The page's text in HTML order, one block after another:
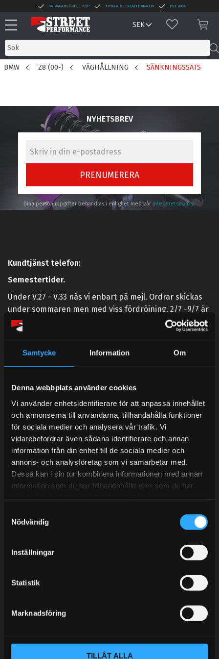
Samtycke Information Om
Denna webbplats använder cookies
Vi använder enhetsidentifierare för att anpassa innehållet
och annonserna till användarna, tillhandahålla funktioner
för sociala medier och analysera vår trafik. Vi
vidarebefordrar även sådana identifierare och annan
information från din enhet till de sociala medier och
annons- och analysföretag som vi samarbetar med.
Dessa kan i sin tur kombinera informationen med annan
information som du har tillhandahållit eller som de har
Nödvändig
Inställningar
Statistik
Marknadsföring
TILLÅT ALLA
Meny
14 DAGARS ÖPPET KÖP TRYGGA BETALALTERNATIV EST 2004
FAVORITER
BMW Z8 (00-) VÄGHÅLLNING SÄNKNINGSSATS
NYHETSBREV
PRENUMERERA
Dina personuppgifter behandlas i enlighet med vår integritetspolicy.
Kundtjänst telefon:
Semestertider.
Under V.27 - V.33 nås vi enbart på mejl. Ordrar skickas
under sommaren men med viss fördröjning. 2/7 -9/7 är
det helt stängt.
Mån-Tors: 10:30-15:00
Lunchstängt 12:00-13:00
info@streetperformance.se
BLOGG
KUNSKAPSCENTER